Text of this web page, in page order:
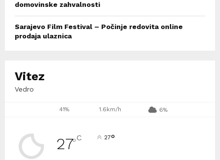
domovinske zahvalnosti
Sarajevo Film Festival – Počinje redovita online
prodaja ulaznica
Vitez
Vedro
41% 1.6km/h 6%
27°C 27°